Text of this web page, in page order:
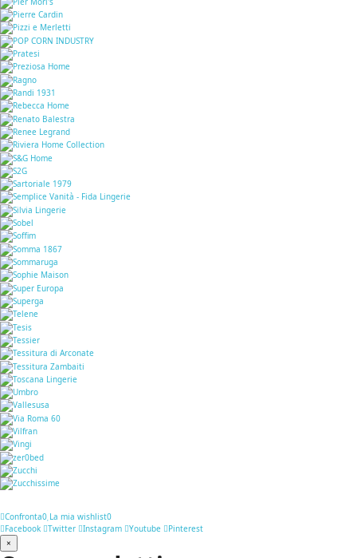
Confronta0 La mia wishlist0
Facebook
Twitter Instagram Youtube
Pinterest
×